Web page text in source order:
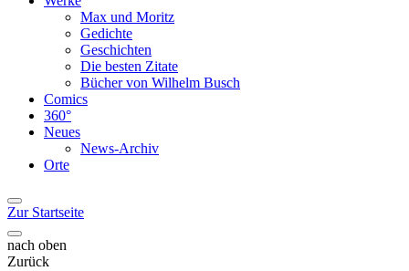
Max und Moritz
Gedichte
Geschichten
Die besten Zitate
Bücher von Wilhelm Busch
Comics
360°
Neues
News-Archiv
Orte
Zur Startseite
nach oben
Zurück